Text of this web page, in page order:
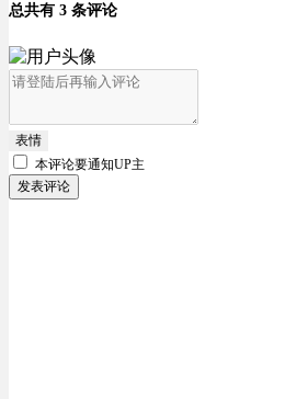
总共有 3 条评论
表情
本评论要通知UP主
发表评论